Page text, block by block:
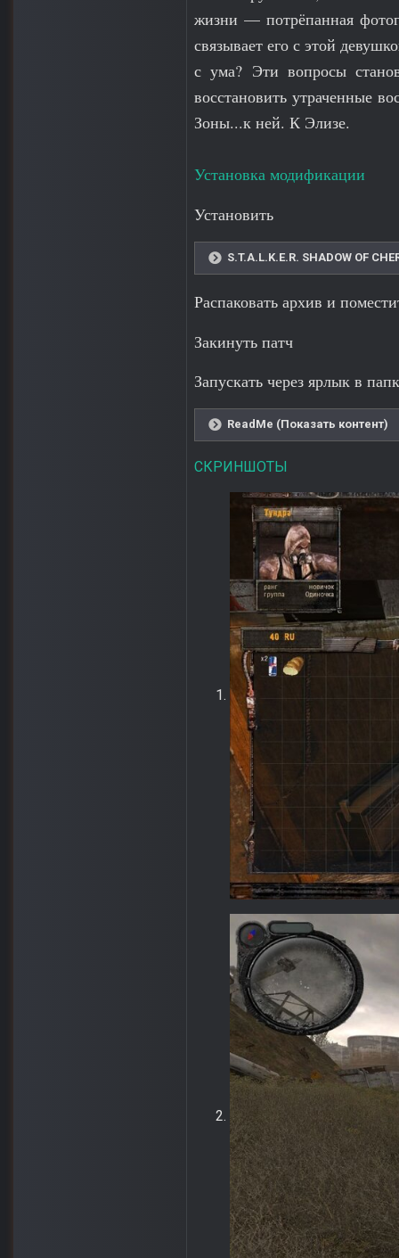
жизни — потрёпанная
связывает его с этой
с ума? Эти вопросы
восстановить утраченные
Зоны...к ней. К Элизе.
Установка модификации
Установить
S.T.A.L.K.E.R. SHADOW OF
Распаковать архив и
Закинуть патч
Запускать через ярлык в
ReadMe (Показать контент)
СКРИНШОТЫ